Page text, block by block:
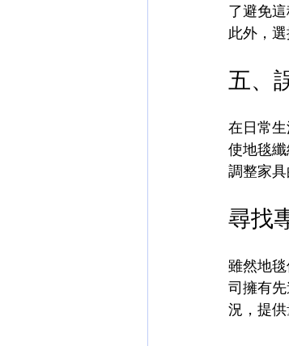
了避免
此外，
五、
在日常
使地毯
調整家具
尋找
雖然地
司擁有
況，提